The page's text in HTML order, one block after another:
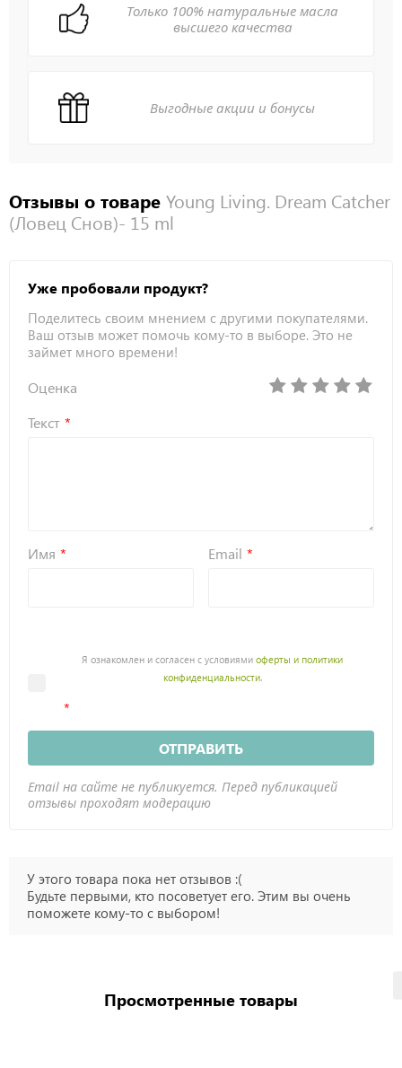
Только 100% натуральные масла
высшего качества
Выгодные акции и бонусы
Отзывы о товаре Young Living. Dream Catcher
(Ловец Снов)- 15 ml
Уже пробовали продукт?
Поделитесь своим мнением с другими покупателями.
Ваш отзыв может помочь кому-то в выборе. Это не
займет много времени!
Оценка
Текст
Имя Email
Я ознакомлен и согласен с условиямиоферты и политики
конфиденциальности.
ОТПРАВИТЬ
Email на сайте не публикуется. Перед публикацией
отзывы проходят модерацию
У этого товара пока нет отзывов :(
Будьте первыми, кто посоветует его. Этим вы очень
поможете кому-то с выбором!
Просмотренные товары